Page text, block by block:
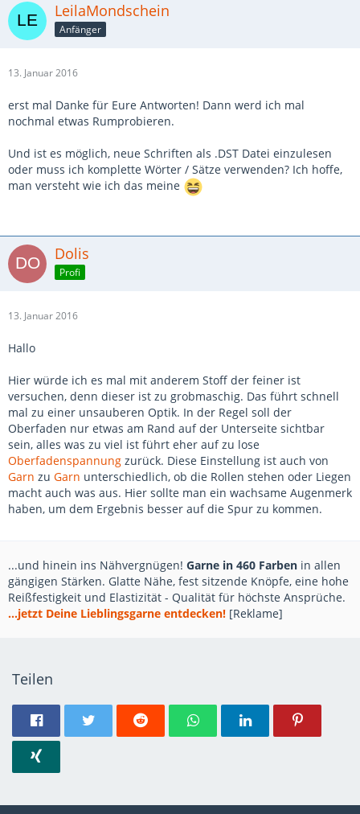
LeilaMondschein
Anfänger
13. Januar 2016
erst mal Danke für Eure Antworten! Dann werd ich mal
nochmal etwas Rumprobieren.
Und ist es möglich, neue Schriften als .DST Datei einzulesen
oder muss ich komplette Wörter / Sätze verwenden? Ich hoffe,
man versteht wie ich das meine
Dolis
Profi
13. Januar 2016
Hallo
Hier würde ich es mal mit anderem Stoff der feiner ist
versuchen, denn dieser ist zu grobmaschig. Das führt schnell
mal zu einer unsauberen Optik. In der Regel soll der
Oberfaden nur etwas am Rand auf der Unterseite sichtbar
sein, alles was zu viel ist führt eher auf zu lose
Oberfadenspannung zurück. Diese Einstellung ist auch von
Garn zu Garn unterschiedlich, ob die Rollen stehen oder Liegen
macht auch was aus. Hier sollte man ein wachsame Augenmerk
haben, um dem Ergebnis besser auf die Spur zu kommen.
...und hinein ins Nähvergnügen! Garne in 460 Farben in allen
gängigen Stärken. Glatte Nähe, fest sitzende Knöpfe, eine hohe
Reißfestigkeit und Elastizität - Qualität für höchste Ansprüche.
...jetzt Deine Lieblingsgarne entdecken! [Reklame]
Teilen